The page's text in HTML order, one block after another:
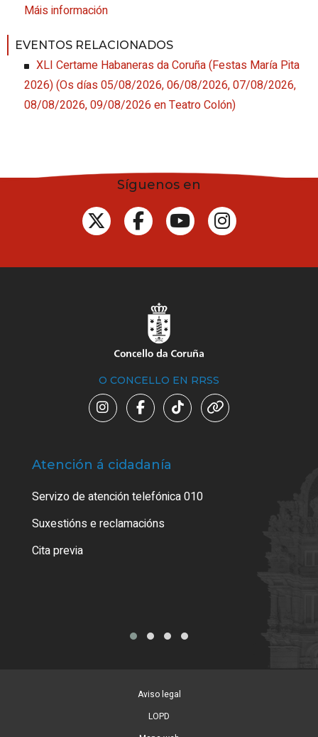
Máis información
EVENTOS RELACIONADOS
XLI Certame Habaneras da Coruña (Festas María Pita
2026)(Os días 05/08/2026, 06/08/2026, 07/08/2026,
08/08/2026, 09/08/2026 en Teatro Colón)
Síguenos en
O CONCELLO EN RRSS
Atención á cidadanía
Servizo de atención telefónica 010
Suxestións e reclamacións
Cita previa
Aviso legal
LOPD